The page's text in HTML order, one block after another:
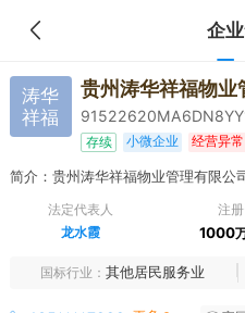
企业
涛华
祥福
贵州涛华祥福物业
存续 小微企业 经营异常
法定代表人
龙水霞
注
1000
国标行业 其他居民服务业